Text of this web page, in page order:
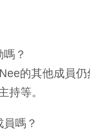
？
的其他成員仍
持等。
嗎？